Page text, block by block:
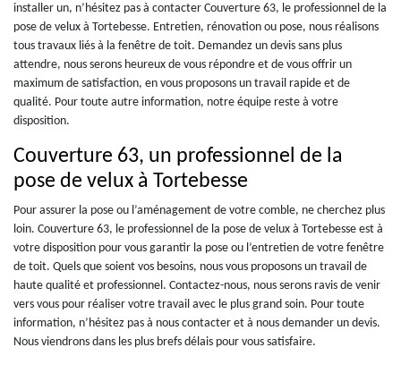
installer un, n’hésitez pas à contacter Couverture 63, le professionnel de la
pose de velux à Tortebesse. Entretien, rénovation ou pose, nous réalisons
tous travaux liés à la fenêtre de toit. Demandez un devis sans plus
attendre, nous serons heureux de vous répondre et de vous offrir un
maximum de satisfaction, en vous proposons un travail rapide et de
qualité. Pour toute autre information, notre équipe reste à votre
disposition.
Couverture 63, un professionnel de la
pose de velux à Tortebesse
Pour assurer la pose ou l’aménagement de votre comble, ne cherchez plus
loin. Couverture 63, le professionnel de la pose de velux à Tortebesse est à
votre disposition pour vous garantir la pose ou l’entretien de votre fenêtre
de toit. Quels que soient vos besoins, nous vous proposons un travail de
haute qualité et professionnel. Contactez-nous, nous serons ravis de venir
vers vous pour réaliser votre travail avec le plus grand soin. Pour toute
information, n’hésitez pas à nous contacter et à nous demander un devis.
Nous viendrons dans les plus brefs délais pour vous satisfaire.